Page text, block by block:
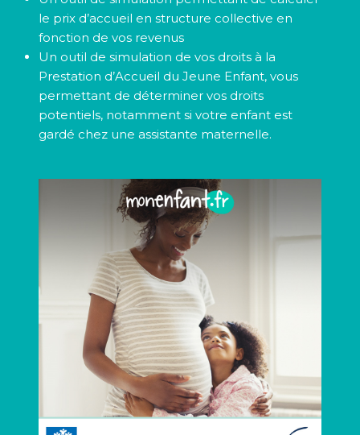
le prix d’accueil en structure collective en
fonction de vos revenus
Un outil de simulation de vos droits à la
Prestation d’Accueil du Jeune Enfant, vous
permettant de déterminer vos droits
potentiels, notamment si votre enfant est
gardé chez une assistante maternelle.